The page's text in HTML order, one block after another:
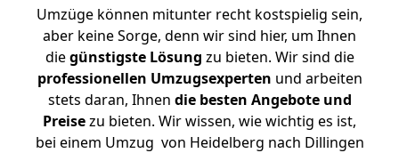
Umzüge können mitunter recht kostspielig sein,
aber keine Sorge, denn wir sind hier, um Ihnen
diegünstigste Lösung zu bieten. Wir sind die
professionellen Umzugsexperten und arbeiten
stets daran, Ihnen die besten Angebote und
Preisezu bieten. Wir wissen, wie wichtig es ist,
bei einem Umzug von Heidelberg nach Dillingen